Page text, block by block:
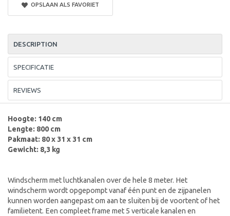
OPSLAAN ALS FAVORIET
DESCRIPTION
SPECIFICATIE
REVIEWS
Hoogte: 140 cm
Lengte: 800 cm
Pakmaat: 80 x 31 x 31 cm
Gewicht: 8,3 kg
Windscherm met luchtkanalen over de hele 8 meter. Het
windscherm wordt opgepompt vanaf één punt en de zijpanelen
kunnen worden aangepast om aan te sluiten bij de voortent of het
familietent. Een compleet frame met 5 verticale kanalen en